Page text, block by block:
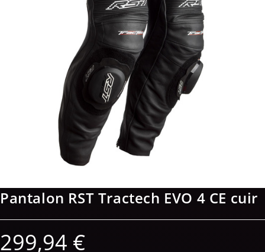
Pantalon RST Tractech EVO 4 CE cuir
299,94 €